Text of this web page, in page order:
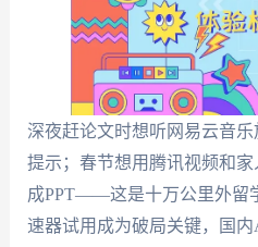
深夜赶论文时想听网易云音
提示；春节想用腾讯视频和
成PPT——这是十万公里外留
速器试用成为破局关键，国